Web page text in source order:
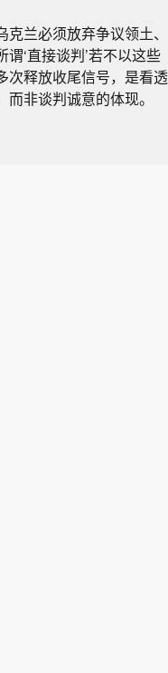
兰必须放弃争议领土、
‘直接谈判’若不以这些
次释放收尾信号，是看透
非谈判诚意的体现。